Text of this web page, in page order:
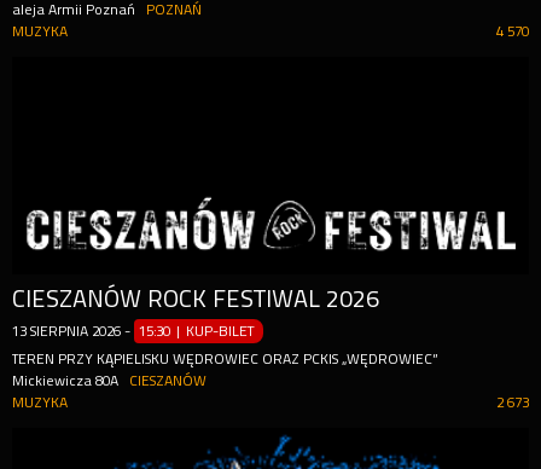
aleja Armii Poznań
POZNAŃ
4 570
MUZYKA
CIESZANÓW ROCK FESTIWAL 2026
13 SIERPNIA 2026 - 15:30 | KUP-BILET
TEREN PRZY KĄPIELISKU WĘDROWIEC ORAZ PCKIS „WĘDROWIEC”
Mickiewicza 80A
CIESZANÓW
2 673
MUZYKA